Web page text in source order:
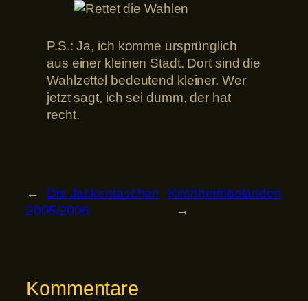
P.S.: Ja, ich komme ursprünglich
aus einer kleinen Stadt. Dort sind die
Wahlzettel bedeutend kleiner. Wer
jetzt sagt, ich sei dumm, der hat
recht.
←
Die Jackentaschen
2005/2006
Kirchheimbolanden
→
Kommentare